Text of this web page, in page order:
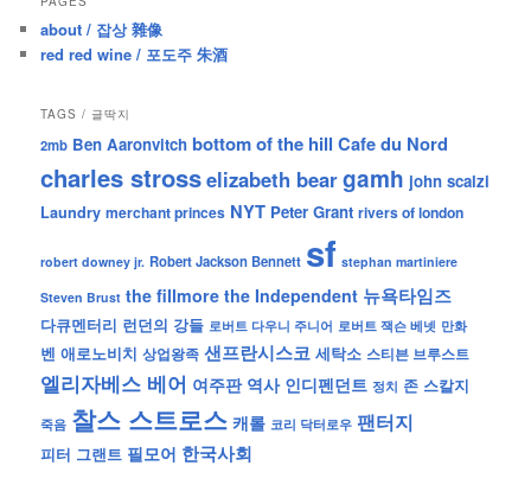
about / 잡상 雜像
red red wine / 포도주 朱酒
TAGS / 글딱지
2mb Ben Aaronvitch bottom of the hill Cafe du Nord
charles strosselizabeth beargamh john scalzi
Laundry merchant princes NYT Peter Grant rivers of london
robert downey jr. Robert Jackson Bennett sf stephan martiniere
Steven Brust the fillmore the Independent 뉴욕타임즈
다큐멘터리 런던의 강들 로버트 다우니 주니어 로버트 잭슨 베넷 만화
벤 애로노비치 상업왕족 샌프란시스코 세탁소 스티븐 브루스트
엘리자베스 베어 여주판 역사 인디펜던트 정치 존 스칼지
죽음 찰스 스트로스 캐롤 코리 닥터로우 팬터지
피터 그랜트 필모어 한국사회